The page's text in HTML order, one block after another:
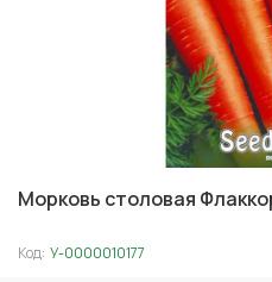
Морковь столовая
Код: У-0000010177